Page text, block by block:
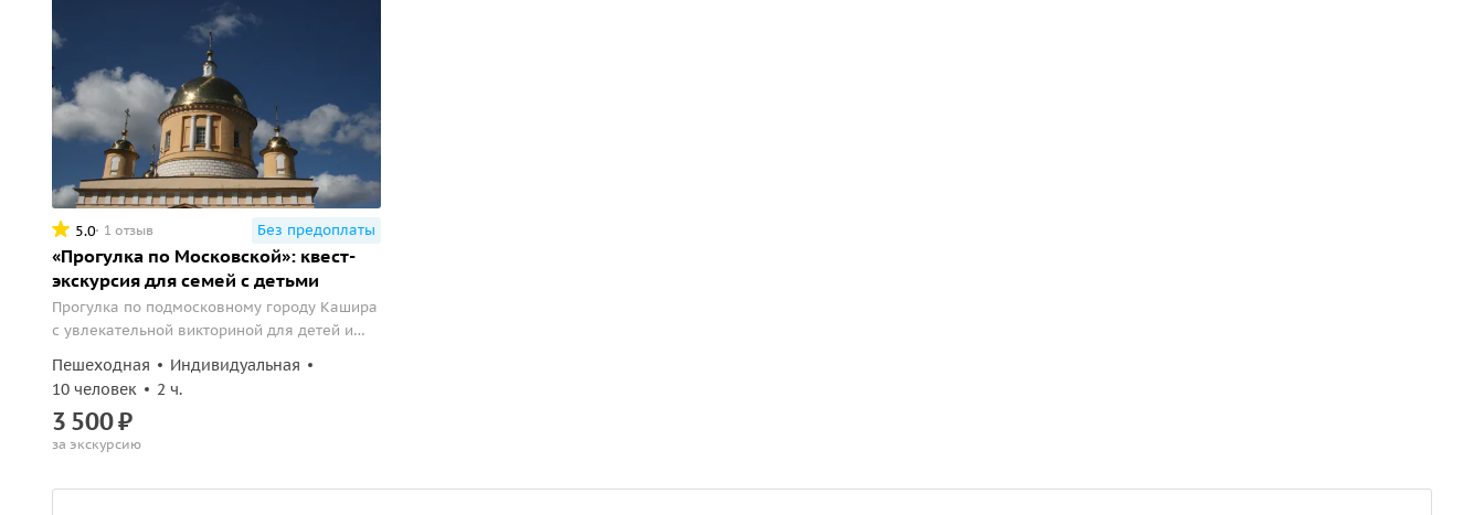
5.0 1 отзыв Без предоплаты
«Прогулка по Московской»: квест-
экскурсия для семей с детьми
Прогулка по подмосковному городу Кашира
с увлекательной викториной для детей и
Пешеходная
Индивидуальная
10 человек
2 ч.
3 500₽
за экскурсию